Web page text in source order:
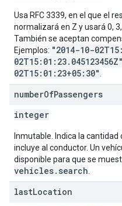
Usa RFC 3339, en el que el
normalizará en Z y usará 0,
También se aceptan
Ejemplos: "2014-10-
02T15:01:23.045123456Z"
02T15:01:23+05:30"
numberOfPassengers
integer
Inmutable. Indica la
incluye al conductor. Un
disponible para que se
vehicles.search
lastLocation